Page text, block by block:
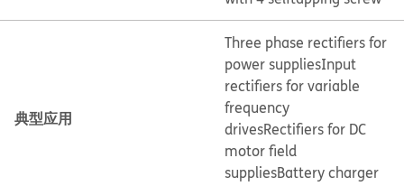
典型应用
Three phase rectifiers for
power suppliesInput
rectifiers for variable
frequency
drivesRectifiers for DC
motor field
suppliesBattery charger